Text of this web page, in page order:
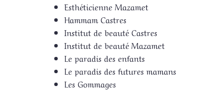
Esthéticienne Mazamet
Hammam Castres
Institut de beauté Castres
Institut de beauté Mazamet
Le paradis des enfants
Le paradis des futures mamans
Les Gommages